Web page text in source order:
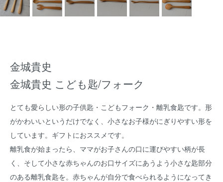
金城貴史
金城貴史 こども匙/フォーク
とても愛らしい形の子供匙・こどもフォーク・離乳食匙です。形
がかわいいというだけでなく、小さなお子様がにぎりやすい形を
しています。ギフトにおススメです。
離乳食が始まったら、ママがお子さんの口に運びやすい柄が長
く、そして小さな赤ちゃんのお口サイズにあうよう小さな匙部分
のある離乳食匙を。赤ちゃんが自分で食べられるようになってき